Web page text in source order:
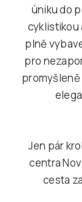
úniku do
cyklistikou
plně
pro
Jen pár
centra
cesta